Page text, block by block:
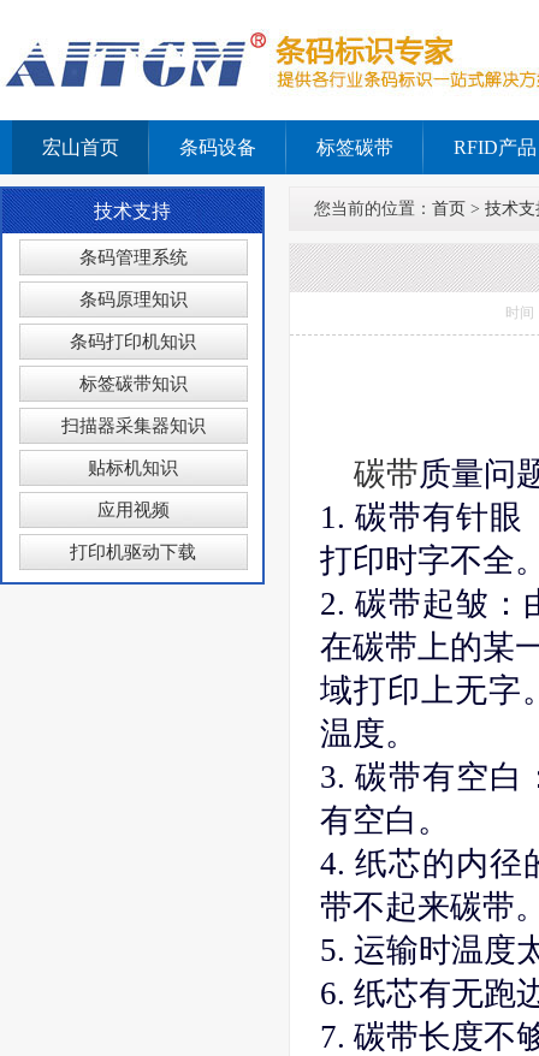
宏山首页 条码设备 标签碳带 RFID产品
技术支持
条码管理系统
条码原理知识
条码打印机知识
标签碳带知识
扫描器采集器知识
贴标机知识
应用视频
打印机驱动下载
您当前的位置： 首页 > 技术支
时
碳带质量问
1. 碳带有针眼
打印时字不全
2. 碳带起皱：
在碳带上的某
域打印上无字
温度。
3. 碳带有空白
有空白。
4. 纸芯的内径
带不起来碳带
5. 运输时温度
6. 纸芯有无跑
7. 碳带长度不